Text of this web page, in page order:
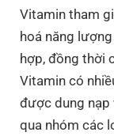
Vitamin tham
hoá năng
hợp, đồng thời
Vitamin có
được dung nạp
qua nhóm các